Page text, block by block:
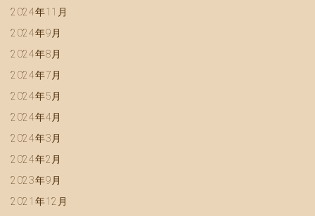
2024年11月
2024年9月
2024年8月
2024年7月
2024年5月
2024年4月
2024年3月
2024年2月
2023年9月
2021年12月